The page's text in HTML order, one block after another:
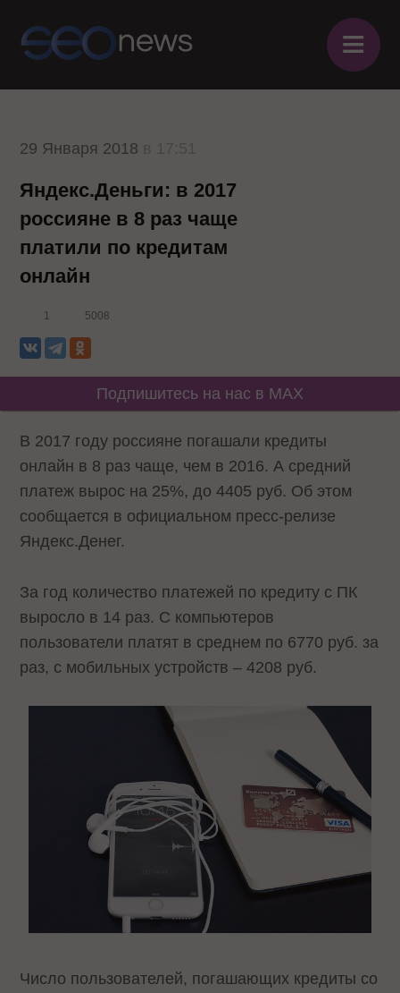
≡
29 Января 2018
Яндекс.Деньги: в 2017
россияне в 8 раз чаще
платили по кредитам
онлайн
1 5008
Подпишитесь на нас в MAX
В 2017 году россияне погашали кредиты
онлайн в 8 раз чаще, чем в 2016. А средний
платеж вырос на 25%, до 4405 руб. Об этом
сообщается в официальном пресс-релизе
Яндекс.Денег.
За год количество платежей по кредиту с ПК
выросло в 14 раз. С компьютеров
пользователи платят в среднем по 6770 руб. за
раз, с мобильных устройств – 4208 руб.
Число пользователей, погашающих кредиты со